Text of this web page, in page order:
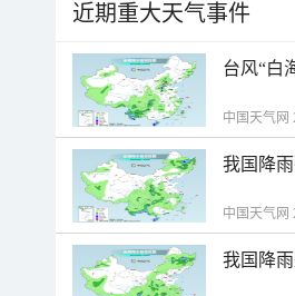
近期重大天气事件
台风“白
中国天气网
我国降
中国天气网
我国降